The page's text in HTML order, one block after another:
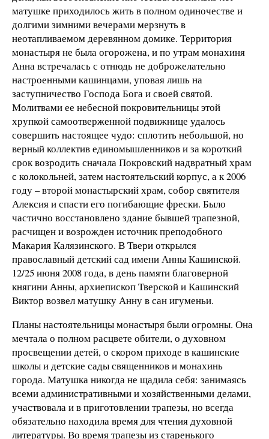
матушке приходилось жить в полном одиночестве и
долгими зимними вечерами мерзнуть в
неотапливаемом деревянном домике. Территория
монастыря не была огорожена, и по утрам монахиня
Анна встречалась с отнюдь не доброжелательно
настроенными кашинцами, уповая лишь на
заступничество Господа Бога и своей святой.
Молитвами ее небесной покровительницы этой
хрупкой самоотверженной подвижнице удалось
совершить настоящее чудо: сплотить небольшой, но
верный коллектив единомышленников и за короткий
срок возродить сначала Покровский надвратный храм
с колокольней, затем настоятельский корпус, а к 2006
году – второй монастырский храм, собор святителя
Алексия и спасти его погибающие фрески. Было
частично восстановлено здание бывшей трапезной,
расчищен и возрожден источник преподобного
Макария Калязинского. В Твери открылся
православный детский сад имени Анны Кашинской.
12/25 июня 2008 года, в день памяти благоверной
княгини Анны, архиепископ Тверской и Кашинский
Виктор возвел матушку Анну в сан игуменьи.
Планы настоятельницы монастыря были огромны. Она
мечтала о полном расцвете обители, о духовном
просвещении детей, о скором приходе в кашинские
школы и детские сады священников и монахинь
города. Матушка никогда не щадила себя: занимаясь
всеми административными и хозяйственными делами,
участвовала и в приготовлении трапезы, но всегда
обязательно находила время для чтения духовной
литературы. Во время трапезы из старенького